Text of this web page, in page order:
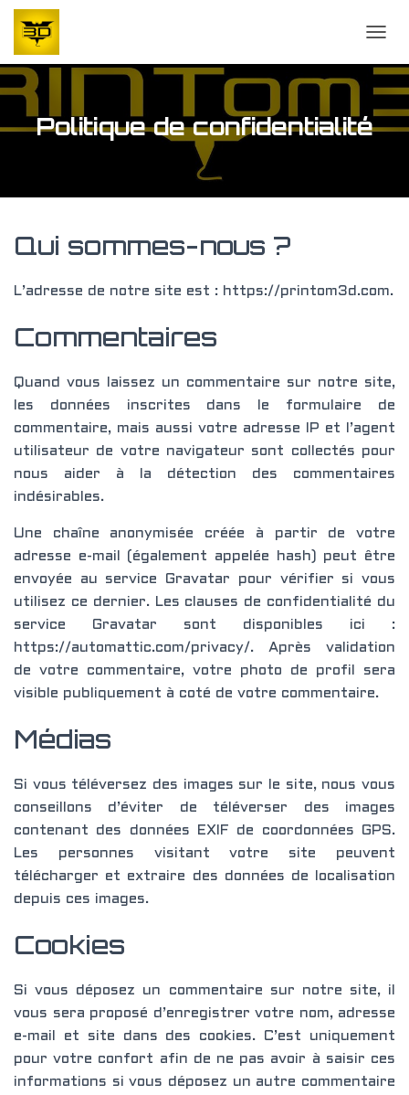
Politique de confidentialité
Qui sommes-nous ?
L’adresse de notre site est : https://printom3d.com.
Commentaires
Quand vous laissez un commentaire sur notre site,
les données inscrites dans le formulaire de
commentaire, mais aussi votre adresse IP et l’agent
utilisateur de votre navigateur sont collectés pour
nous aider à la détection des commentaires
indésirables.
Une chaîne anonymisée créée à partir de votre
adresse e-mail (également appelée hash) peut être
envoyée au service Gravatar pour vérifier si vous
utilisez ce dernier. Les clauses de confidentialité du
service Gravatar sont disponibles ici :
https://automattic.com/privacy/. Après validation
de votre commentaire, votre photo de profil sera
visible publiquement à coté de votre commentaire.
Médias
Si vous téléversez des images sur le site, nous vous
conseillons d’éviter de téléverser des images
contenant des données EXIF de coordonnées GPS.
Les personnes visitant votre site peuvent
télécharger et extraire des données de localisation
depuis ces images.
Cookies
Si vous déposez un commentaire sur notre site, il
vous sera proposé d’enregistrer votre nom, adresse
e-mail et site dans des cookies. C’est uniquement
pour votre confort afin de ne pas avoir à saisir ces
informations si vous déposez un autre commentaire